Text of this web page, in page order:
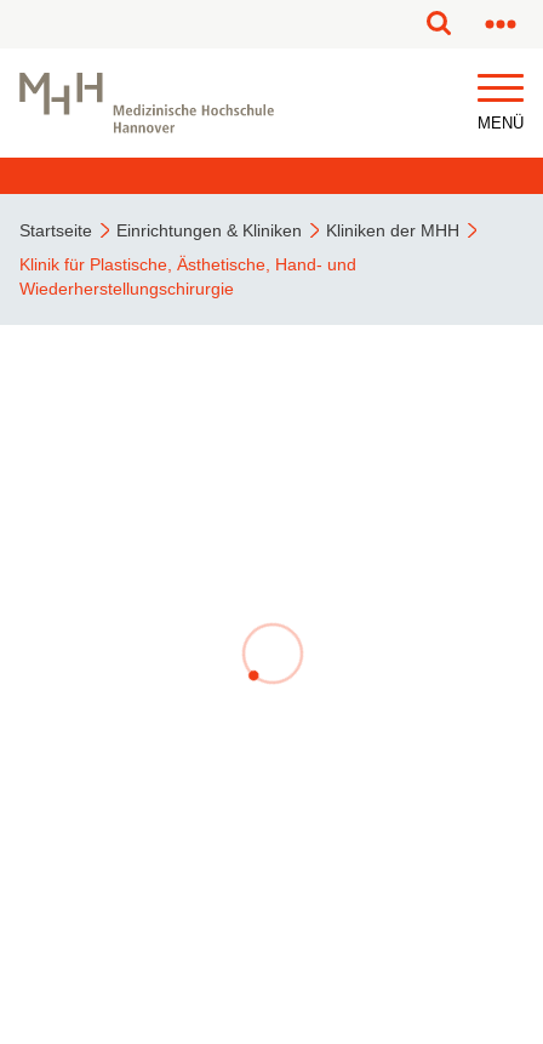
MENÜ
Startseite Einrichtungen & Kliniken
Kliniken der MHH
Klinik für Plastische, Ästhetische, Hand- und
Wiederherstellungschirurgie